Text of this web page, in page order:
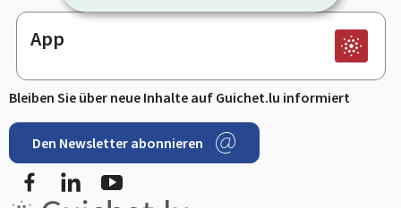
App
Bleiben Sie über neue Inhalte auf Guichet.lu informiert
Den Newsletter abonnieren
FacebookLinkedIn